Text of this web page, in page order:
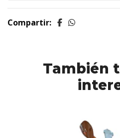
Compartir:
También